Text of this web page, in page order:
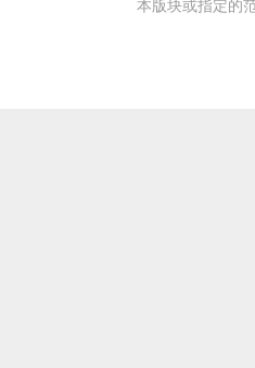
本版块或指定的